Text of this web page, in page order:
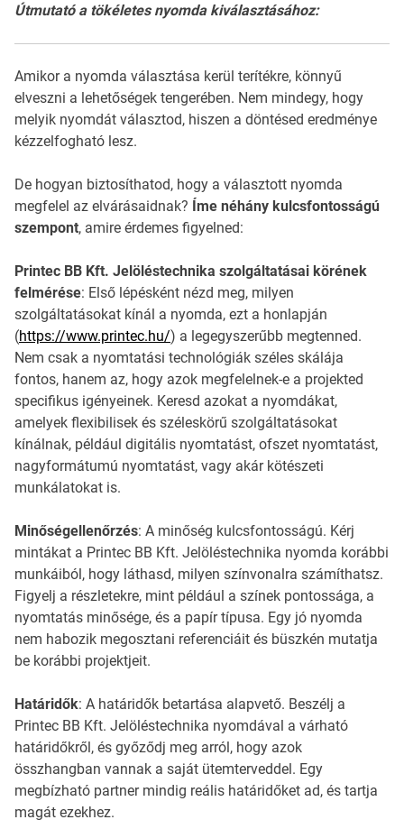
Útmutató a tökéletes nyomda kiválasztásához:
Amikor a nyomda választása kerül terítékre, könnyű
elveszni a lehetőségek tengerében. Nem mindegy, hogy
melyik nyomdát választod, hiszen a döntésed eredménye
kézzelfogható lesz.
De hogyan biztosíthatod, hogy a választott nyomda
megfelel az elvárásaidnak? Íme néhány kulcsfontosságú
szempont, amire érdemes figyelned:
Printec BB Kft. Jelöléstechnika szolgáltatásai körének
felmérése: Első lépésként nézd meg, milyen
szolgáltatásokat kínál a nyomda, ezt a honlapján
(https://www.printec.hu/) a legegyszerűbb megtenned.
Nem csak a nyomtatási technológiák széles skálája
fontos, hanem az, hogy azok megfelelnek-e a projekted
specifikus igényeinek. Keresd azokat a nyomdákat,
amelyek flexibilisek és széleskörű szolgáltatásokat
kínálnak, például digitális nyomtatást, ofszet nyomtatást,
nagyformátumú nyomtatást, vagy akár kötészeti
munkálatokat is.
Minőségellenőrzés: A minőség kulcsfontosságú. Kérj
mintákat a Printec BB Kft. Jelöléstechnika nyomda korábbi
munkáiból, hogy láthasd, milyen színvonalra számíthatsz.
Figyelj a részletekre, mint például a színek pontossága, a
nyomtatás minősége, és a papír típusa. Egy jó nyomda
nem habozik megosztani referenciáit és büszkén mutatja
be korábbi projektjeit.
Határidők: A határidők betartása alapvető. Beszélj a
Printec BB Kft. Jelöléstechnika nyomdával a várható
határidőkről, és győződj meg arról, hogy azok
összhangban vannak a saját ütemterveddel. Egy
megbízható partner mindig reális határidőket ad, és tartja
magát ezekhez.